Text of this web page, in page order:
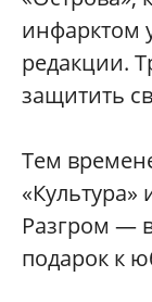
инфарктом
редакции.
защитить
Тем
«Культура»
Разгром —
подарок к